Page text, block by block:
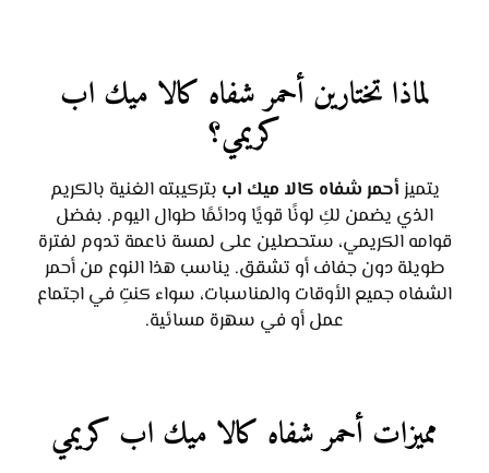
لماذا تختارين أحمر شفاه كالا ميك اب
كريمي؟
يتميز أحمر شفاه كالا ميك اب بتركيبته الغنية بالكريم
الذي يضمن لكِ لونًا قويًا ودائمًا طوال اليوم. بفضل
قوامه الكريمي، ستحصلين على لمسة ناعمة تدوم لفترة
طويلة دون جفاف أو تشقق. يناسب هذا النوع من أحمر
الشفاه جميع الأوقات والمناسبات، سواء كنتِ في اجتماع
عمل أو في سهرة مسائية.
مميزات أحمر شفاه كالا ميك اب كريمي